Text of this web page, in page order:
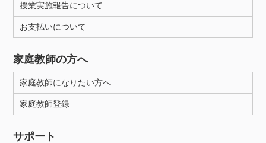
授業実施報告について
お支払いについて
家庭教師の方へ
家庭教師になりたい方へ
家庭教師登録
サポート